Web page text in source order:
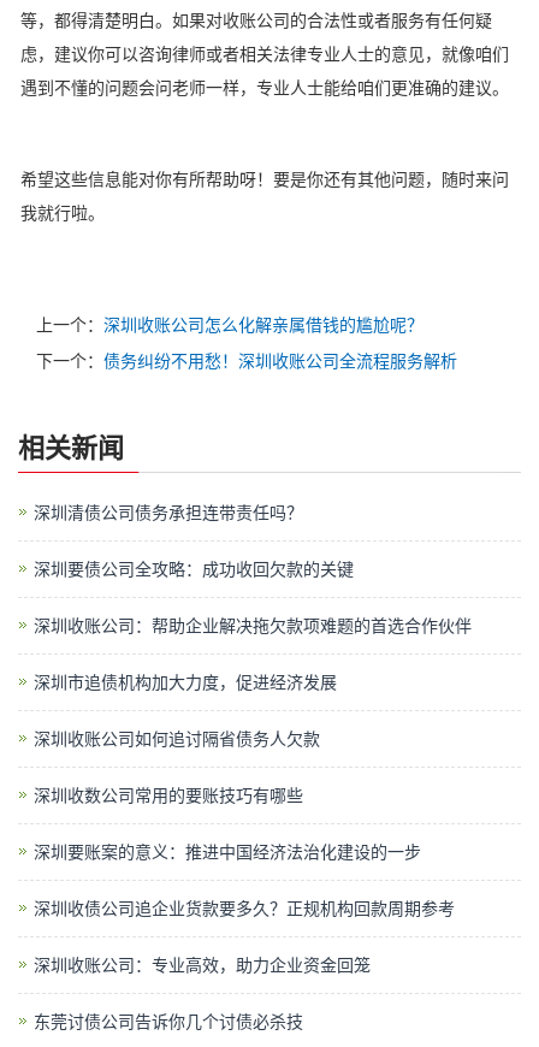
等，都得清楚明白。如果对收账公司的合法性或者服务有任何疑
虑，建议你可以咨询律师或者相关法律专业人士的意见，就像咱们
遇到不懂的问题会问老师一样，专业人士能给咱们更准确的建议。
希望这些信息能对你有所帮助呀！要是你还有其他问题，随时来问
我就行啦。
上一个： 深圳收账公司​怎么化解亲属借钱的尴尬呢？
下一个： 债务纠纷不用愁！深圳收账公司全流程服务解析
相关新闻
深圳清债公司债务承担连带责任吗？
深圳要债公司全攻略：成功收回欠款的关键
深圳收账公司：帮助企业解决拖欠款项难题的首选合作伙伴
深圳市追债机构加大力度，促进经济发展
深圳收账公司如何追讨隔省债务人欠款
深圳收数公司常用的要账技巧有哪些
深圳要账案的意义：推进中国经济法治化建设的一步
深圳收债公司追企业货款要多久？正规机构回款周期参考
深圳收账公司：专业高效，助力企业资金回笼
东莞讨债公司告诉你几个讨债必杀技